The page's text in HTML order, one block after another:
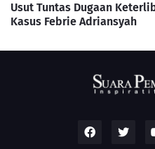
Usut Tuntas Dugaan
Kasus Febrie Adriansyah